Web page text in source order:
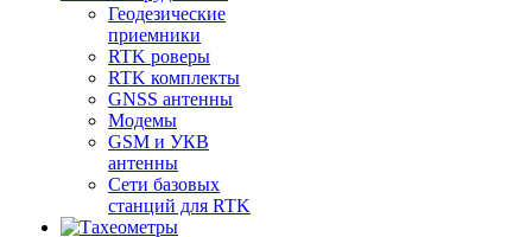
Геодезические
приемники
RTK роверы
RTK комплекты
GNSS антенны
Модемы
GSM и УКВ
антенны
Сети базовых
станций для RTK